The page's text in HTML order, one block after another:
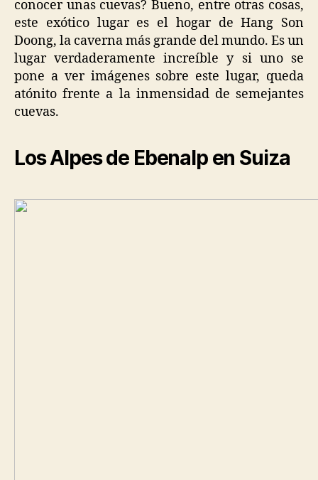
conocer unas cuevas? Bueno, entre otras cosas,
este exótico lugar es el hogar de Hang Son
Doong, la caverna más grande del mundo. Es un
lugar verdaderamente increíble y si uno se
pone a ver imágenes sobre este lugar, queda
atónito frente a la inmensidad de semejantes
cuevas.
Los Alpes de Ebenalp en Suiza